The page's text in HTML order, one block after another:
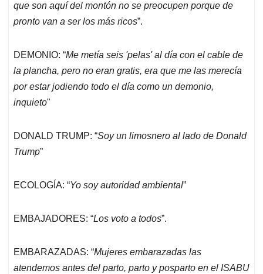
que son aquí del montón no se preocupen porque de
pronto van a ser los más ricos”.
DEMONIO: “Me metía seis 'pelas' al día con el cable de
la plancha, pero no eran gratis, era que me las merecía
por estar jodiendo todo el día como un demonio,
inquieto"
DONALD TRUMP: “Soy un limosnero al lado de Donald
Trump”
ECOLOGÍA: “Yo soy autoridad ambiental”
EMBAJADORES: “Los voto a todos”.
EMBARAZADAS: “Mujeres embarazadas las
atendemos antes del parto, parto y posparto en el ISABU